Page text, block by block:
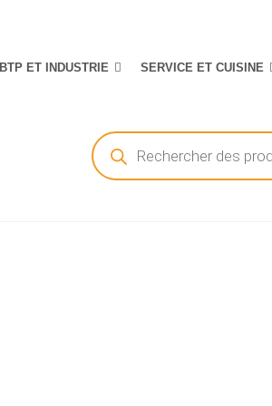
BTP ET INDUSTRIE SERVICE ET CUISINE
Recherche
de
produits